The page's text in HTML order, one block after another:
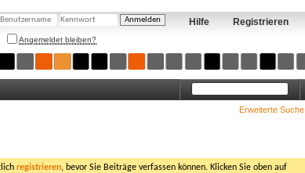
Registrieren
Hilfe
Angemeldet bleiben?
Erweiterte Suche
registrieren, bevor Sie Beiträge verfassen können. Klicken Sie oben auf